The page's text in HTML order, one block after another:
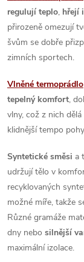
ý
p
i
s
u
regulují teplo, hřejí
přirozeně omezují
švům se dobře
zimních sportech.
Vlněné termoprádlo
tepelný komfort,
vlny, což z nich
klidnější tempo
Syntetické směsi a
udržují tělo v
recyklovaných
možné míře, takže
Různé gramáže
dny nebo silnější
maximální izolace.